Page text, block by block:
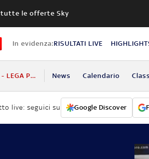
tutte le offerte Sky
In evidenza:RISULTATI LIVE
SERIE C - LEGA PRO News Calendario
live: seguici su Google Discover